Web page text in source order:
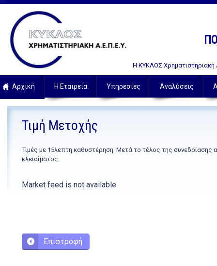
Η ΚΥΚΛΟΣ Χρηματιστηριακή
Αρχική Η Εταιρεία Υπηρεσίες Αναλύσεις
Τιμή Μετοχής
Τιμές με 15λεπτη καθυστέρηση. Μετά το τέλος της συνεδρίασης
κλεισίματος.
Market feed is not available
Επιστροφή